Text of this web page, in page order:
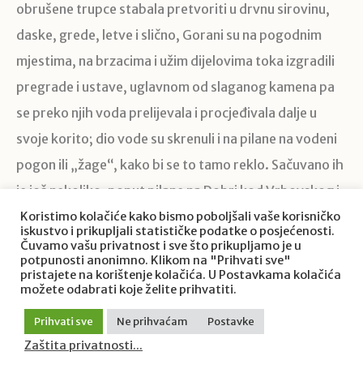
obrušene trupce stabala pretvoriti u drvnu sirovinu,
daske, grede, letve i slično, Gorani su na pogodnim
mjestima, na brzacima i užim dijelovima toka izgradili
pregrade i ustave, uglavnom od slaganog kamena pa
se preko njih voda prelijevala i procjeđivala dalje u
svoje korito; dio vode su skrenuli i na pilane na vodeni
pogon ili „žage“, kako bi se to tamo reklo. Sačuvano ih
je još nekoliko, poput pilane na Dobri kod Vrbovskog i
pilane na rijeci Gerovčici u Gorskom kotaru. Tako su na
nekim našim vodotocima nastali umjetni slapovi, koji
su s vremenom obrasli u mahovine i alge i potpuno se
uklopili u prirodni okoliš.
Koristimo kolačiće kako bismo poboljšali vaše korisničko
iskustvo i prikupljali statističke podatke o posjećenosti.
Čuvamo vašu privatnost i sve što prikupljamo je u
potpunosti anonimno. Klikom na "Prihvati sve"
pristajete na korištenje kolačića. U Postavkama kolačića
možete odabrati koje želite prihvatiti.
Prihvati sve Ne prihvaćam Postavke
Zaštita privatnosti...